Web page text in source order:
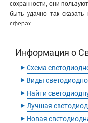
сохранности, они
быть удачно так сказать
сферах.
Информация о
‣ Схема
‣ Виды
‣ Найти
‣ Лучшая
‣ Новая